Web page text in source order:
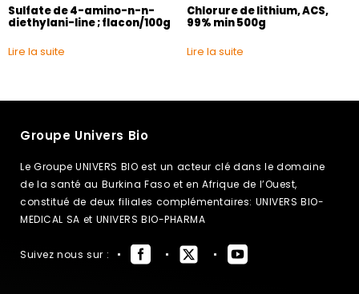
Sulfate de 4-amino-n-n-
diethylani-line ; flacon/100g
Lire la suite
Chlorure de lithium, ACS,
99% min 500g
Lire la suite
Groupe Univers Bio
Le Groupe UNIVERS BIO est un acteur clé dans le domaine
de la santé au Burkina Faso et en Afrique de l’Ouest,
constitué de deux filiales complémentaires: UNIVERS BIO-
MEDICAL SA et UNIVERS BIO-PHARMA
Suivez nous sur :